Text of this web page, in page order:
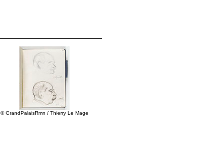
© GrandPalaisRmn / Thierry Le Mage